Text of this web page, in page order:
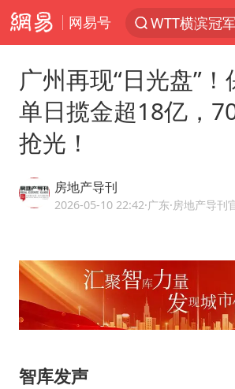
网易号
老挝国会主
广州再现“日光盘”
单日揽金超18亿，
抢光！
房地产导刊
2026-05-10 22:42·广东
智库发声